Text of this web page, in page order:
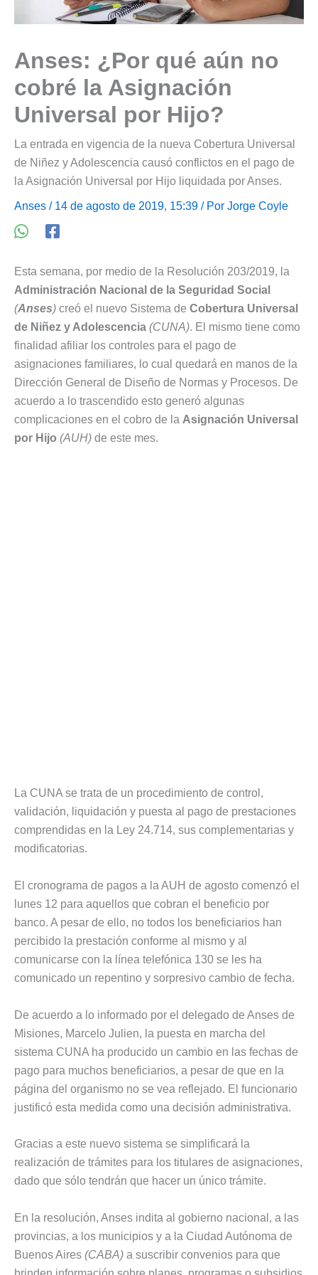
Anses: ¿Por qué aún no
cobré la Asignación
Universal por Hijo?
La entrada en vigencia de la nueva Cobertura Universal
de Niñez y Adolescencia causó conflictos en el pago de
la Asignación Universal por Hijo liquidada por Anses.
Anses / 14 de agosto de 2019, 15:39 / Por Jorge Coyle
Esta semana, por medio de la Resolución 203/2019, la
Administración Nacional de la Seguridad Social
(Anses) creó el nuevo Sistema de Cobertura Universal
de Niñez y Adolescencia (CUNA). El mismo tiene como
finalidad afiliar los controles para el pago de
asignaciones familiares, lo cual quedará en manos de la
Dirección General de Diseño de Normas y Procesos. De
acuerdo a lo trascendido esto generó algunas
complicaciones en el cobro de la Asignación Universal
por Hijo (AUH) de este mes.
La CUNA se trata de un procedimiento de control,
validación, liquidación y puesta al pago de prestaciones
comprendidas en la Ley 24.714, sus complementarias y
modificatorias.
El cronograma de pagos a la AUH de agosto comenzó el
lunes 12 para aquellos que cobran el beneficio por
banco. A pesar de ello, no todos los beneficiarios han
percibido la prestación conforme al mismo y al
comunicarse con la línea telefónica 130 se les ha
comunicado un repentino y sorpresivo cambio de fecha.
De acuerdo a lo informado por el delegado de Anses de
Misiones, Marcelo Julien, la puesta en marcha del
sistema CUNA ha producido un cambio en las fechas de
pago para muchos beneficiarios, a pesar de que en la
página del organismo no se vea reflejado. El funcionario
justificó esta medida como una decisión administrativa.
Gracias a este nuevo sistema se simplificará la
realización de trámites para los titulares de asignaciones,
dado que sólo tendrán que hacer un único trámite.
En la resolución, Anses indita al gobierno nacional, a las
provincias, a los municipios y a la Ciudad Autónoma de
Buenos Aires (CABA) a suscribir convenios para que